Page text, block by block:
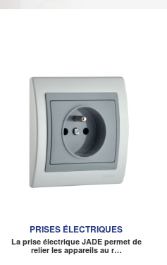
PRISES ÉLECTRIQUES
La prise électrique JADE permet de
relier les appareils au r…